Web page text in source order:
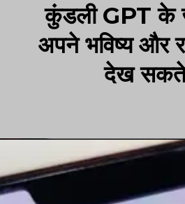
कुंडली GPT के
अपने भविष्य और
देख